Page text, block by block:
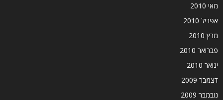
מאי 2010
אפריל 2010
מרץ 2010
פברואר 2010
ינואר 2010
דצמבר 2009
נובמבר 2009